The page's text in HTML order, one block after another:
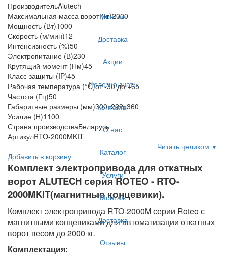
Монтаж
Доставка
Акции
Полезно знать
Контакты
О нас
Каталог
Услуги
Монтаж
Доставка
Отзывы
ПроизводительAlutech
Максимальная масса ворот (кг)2000
Мощность (Вт)1000
Скорость (м/мин)12
Интенсивность (%)50
Электропитание (В)230
Крутящий момент (Нм)45
Класс защиты (IP)45
Рабочая температура (°C)от -30 до +65
Частота (Гц)50
Габаритные размеры (мм)300х222х360
Усилие (Н)1100
Страна производстваБеларусь
АртикулRTO-2000MKIT
Читать целиком ▼
Добавить в корзину
Комплект электропривода для откатных
ворот ALUTECH серия ROTEO - RTO-
2000MKIT(магнитные концевики).
Комплект электропривода RTO-2000M серии Roteo с
магнитными концевиками для автоматизации откатных
ворот весом до 2000 кг.
Комплектация: